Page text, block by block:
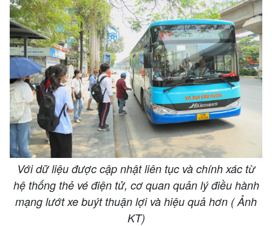
Với dữ liệu được cập nhật liên tục và chính xác từ
hệ thống thẻ vé điện tử, cơ quan quản lý điều hành
mạng lướt xe buýt thuận lợi và hiệu quả hơn ( Ảnh
KT)